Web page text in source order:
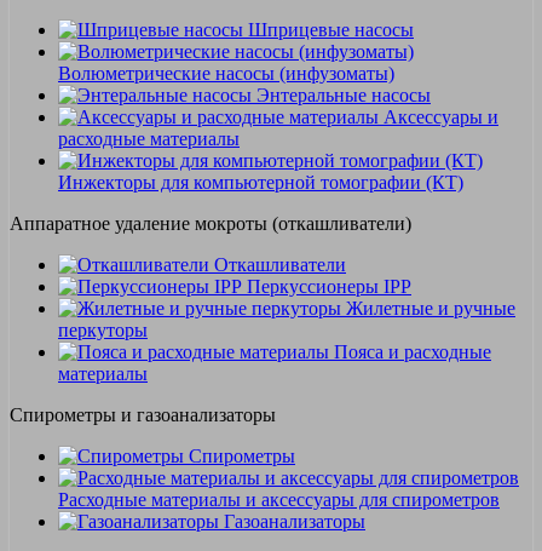
Шприцевые насосы
Волюметрические насосы (инфузоматы)
Энтеральные насосы
Аксессуары и
расходные материалы
Инжекторы для компьютерной томографии (КТ)
Аппаратное удаление мокроты (откашливатели)
Откашливатели
Перкуссионеры IPP
Жилетные и ручные
перкуторы
Пояса и расходные
материалы
Спирометры и газоанализаторы
Спирометры
Расходные материалы и аксессуары для спирометров
Газоанализаторы